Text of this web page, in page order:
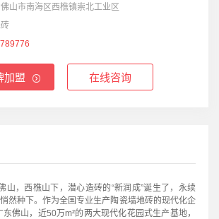
山市南海区西樵镇崇北工业区
加盟 在线咨询
山，西樵山下，潜心造砖的“新润成”诞生了，永续
然种下。作为全国专业生产陶瓷墙地砖的现代化企
佛山，近50万m²的两大现代化花园式生产基地，